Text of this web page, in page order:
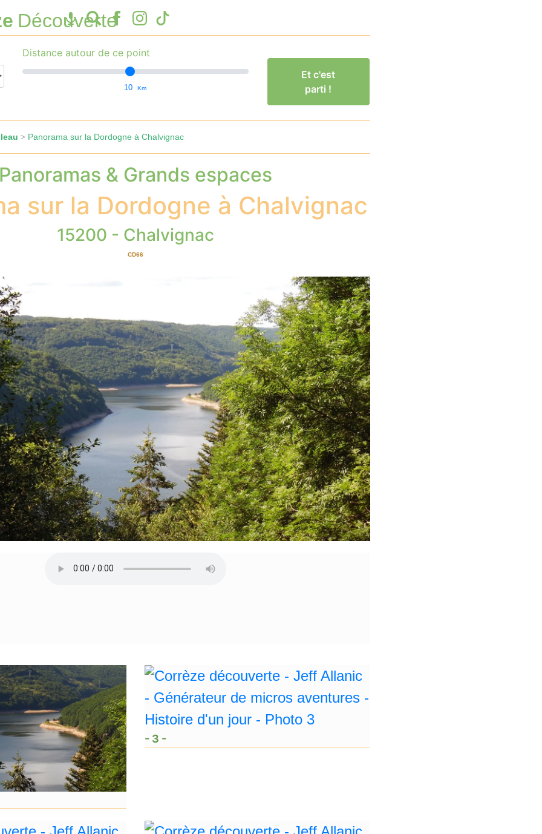
Découverte
Distance autour de ce point
10 Km
Et c'est
parti !
> Panorama sur la Dordogne à Chalvignac
& Grands espaces
sur la Dordogne à Chalvignac
15200 - Chalvignac
CD66
- 3 -